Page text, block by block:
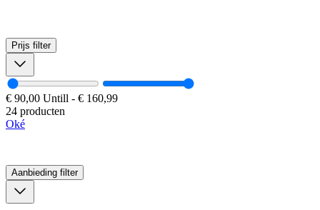
Prijs filter
€ 90,00 Untill - € 160,99
24 producten
Oké
Aanbieding filter